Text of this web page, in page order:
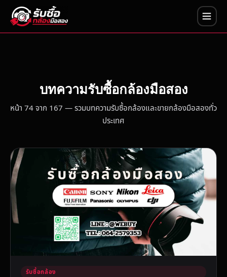
บทความรับซื้อกล้องมือสอง
หน้า 74 จาก 167 — รวมบทความรับซื้อกล้องและขายกล้องมือสองทั่ว
ประเทศ
รับซื้อกล้อง